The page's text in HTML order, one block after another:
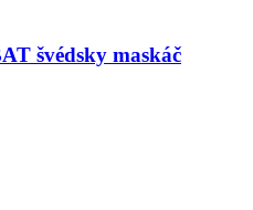
švédsky maskáč